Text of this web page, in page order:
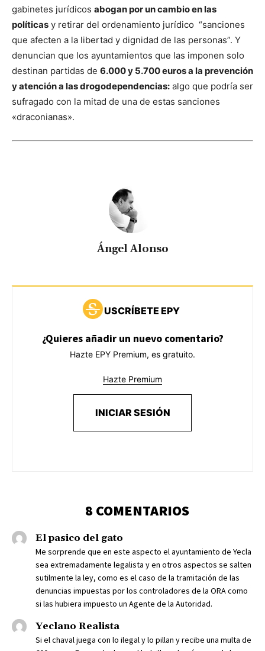
gabinetes jurídicos abogan por un cambio en las
políticas y retirar del ordenamiento jurídico “sanciones
que afecten a la libertad y dignidad de las personas”. Y
denuncian que los ayuntamientos que las imponen solo
destinan partidas de 6.000 y 5.700 euros a la prevención
y atención a las drogodependencias: algo que podría ser
sufragado con la mitad de una de estas sanciones
«draconianas».
Ángel Alonso
USCRÍBETE EPY
¿Quieres añadir un nuevo comentario?
Hazte EPY Premium, es gratuito.
Hazte Premium
INICIAR SESIÓN
8 COMENTARIOS
El pasico del gato
Me sorprende que en este aspecto el ayuntamiento de Yecla
sea extremadamente legalista y en otros aspectos se salten
sutilmente la ley, como es el caso de la tramitación de las
denuncias impuestas por los controladores de la ORA como
si las hubiera impuesto un Agente de la Autoridad.
Yeclano Realista
Si el chaval juega con lo ilegal y lo pillan y recibe una multa de